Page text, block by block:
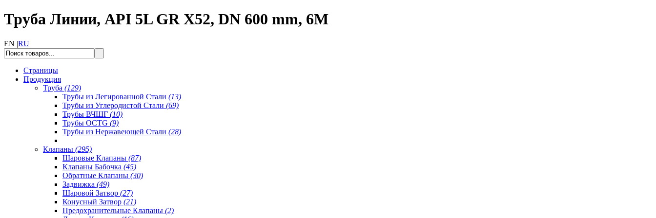
Труба Линии, API 5L GR X52, DN 600 mm, 6M
EN |RU
Страницы
Продукция
Труба (129)
Трубы из Легированной Стали (13)
Трубы из Углеродистой Стали (69)
Трубы ВЧШГ (10)
Трубы OCTG (9)
Трубы из Нержавеющей Стали (28)
Клапаны (295)
Шаровые Клапаны (87)
Клапаны Бабочка (45)
Обратные Клапаны (30)
Задвижка (49)
Шаровой Затвор (27)
Конусный Затвор (21)
Предохранительные Клапаны (2)